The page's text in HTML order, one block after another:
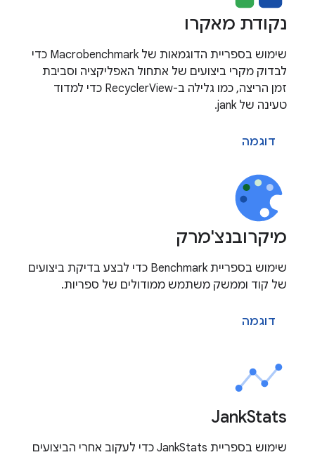
נקודת מאקרו
שימוש בספריית הדוגמאות של Macrobenchmark כדי
לבדוק מקרי ביצועים של אתחול האפליקציה וסביבת
זמן הריצה, כמו גלילה ב-RecyclerView כדי למדוד
טעינה של jank.
דוגמה
מיקרובנצ'מרק
שימוש בספריית Benchmark כדי לבצע בדיקת ביצועים
של קוד וממשק משתמש ממודולים של ספריות.
דוגמה
JankStats
שימוש בספריית JankStats כדי לעקוב אחרי הביצועים